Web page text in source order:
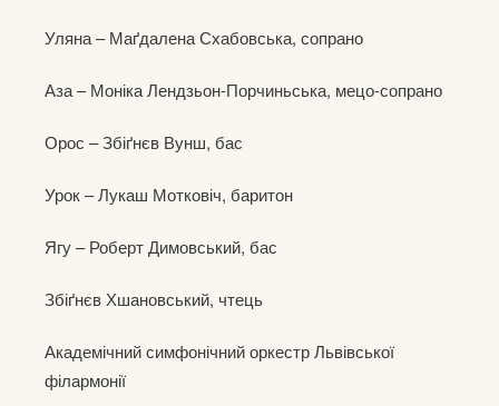
Уляна – Маґдалена Схабовська, сопрано
Аза – Моніка Лендзьон-Порчиньська, мецо-сопрано
Орос – Збіґнєв Вунш, бас
Урок – Лукаш Мотковіч, баритон
Ягу – Роберт Димовський, бас
Збіґнєв Хшановський, чтець
Академічний симфонічний оркестр Львівської
філармонії